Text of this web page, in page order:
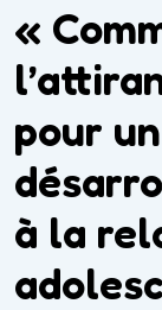
«
pour
à la